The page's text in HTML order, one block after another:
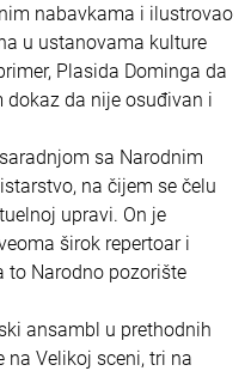
nabavkama i ilustrovao
u ustanovama kulture
Plasida Dominga da
da nije osuđivan i
sa Narodnim
na čijem se čelu
upravi. On je
širok repertoar i
to Narodno pozorište
ansambl u prethodnih
na Velikoj sceni, tri na